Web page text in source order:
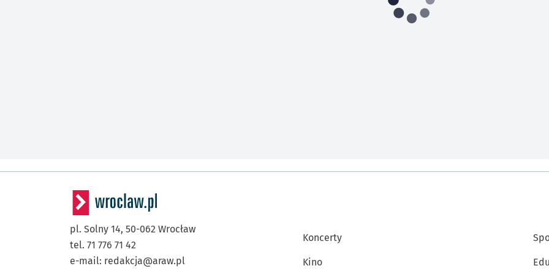
pl. Solny 14, 50-062 Wrocław
tel. 71 776 71 42
e-mail: redakcja@araw.pl
Koncerty
Kino